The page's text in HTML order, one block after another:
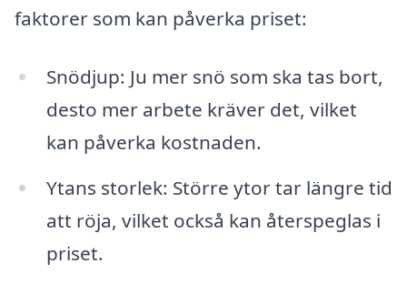
faktorer som kan påverka priset:
Snödjup: Ju mer snö som ska tas bort,
desto mer arbete kräver det, vilket
kan påverka kostnaden.
Ytans storlek: Större ytor tar längre tid
att röja, vilket också kan återspeglas i
priset.